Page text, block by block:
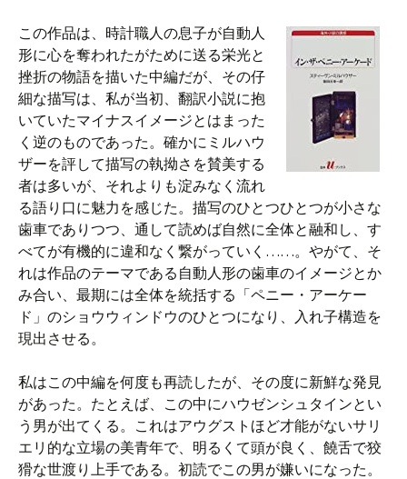
この作品は、時計職人の息子が自動人
形に心を奪われたがために送る栄光と
挫折の物語を描いた中編だが、その仔
細な描写は、私が当初、翻訳小説に抱
いていたマイナスイメージとはまった
く逆のものであった。確かにミルハウ
ザーを評して描写の執拗さを賛美する
者は多いが、それよりも淀みなく流れ
る語り口に魅力を感じた。描写のひとつひとつが小さな
歯車でありつつ、通して読めば自然に全体と融和し、す
べてが有機的に違和なく繋がっていく……。やがて、そ
れは作品のテーマである自動人形の歯車のイメージとか
み合い、最期には全体を統括する「ペニー・アーケー
ド」のショウウィンドウのひとつになり、入れ子構造を
現出させる。
私はこの中編を何度も再読したが、その度に新鮮な発見
があった。たとえば、この中にハウゼンシュタインとい
う男が出てくる。これはアウグストほど才能がないサリ
エリ的な立場の美青年で、明るくて頭が良く、饒舌で狡
猾な世渡り上手である。初読でこの男が嫌いになった。